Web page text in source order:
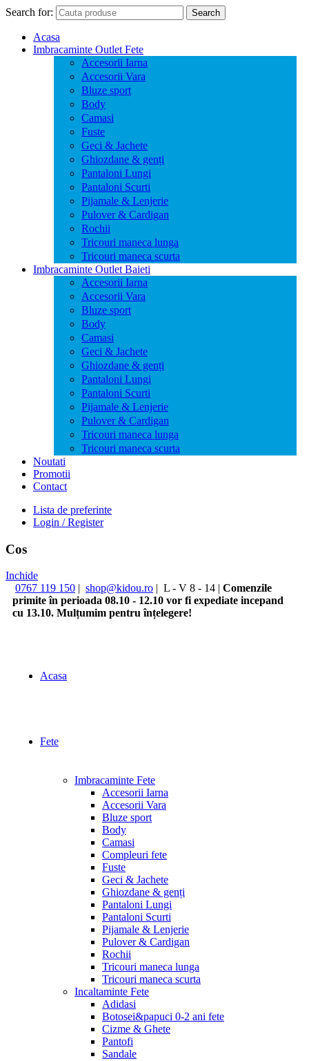
Search for: Search
Acasa
Imbracaminte Outlet Fete
Accesorii Iarna
Accesorii Vara
Bluze sport
Body
Camasi
Fuste
Geci & Jachete
Ghiozdane & genți
Pantaloni Lungi
Pantaloni Scurti
Pijamale & Lenjerie
Pulover & Cardigan
Rochii
Tricouri maneca lunga
Tricouri maneca scurta
Imbracaminte Outlet Baieti
Accesorii Iarna
Accesorii Vara
Bluze sport
Body
Camasi
Geci & Jachete
Ghiozdane & genți
Pantaloni Lungi
Pantaloni Scurti
Pijamale & Lenjerie
Pulover & Cardigan
Tricouri maneca lunga
Tricouri maneca scurta
Noutati
Promotii
Contact
Lista de preferinte
Login / Register
Cos
Inchide
0767 119 150 | shop@kidou.ro | L - V 8 - 14 | Comenzile
primite în perioada 08.10 - 12.10 vor fi expediate incepand
cu 13.10. Mulțumim pentru înțelegere!
Acasa
Fete
Imbracaminte Fete
Accesorii Iarna
Accesorii Vara
Bluze sport
Body
Camasi
Compleuri fete
Fuste
Geci & Jachete
Ghiozdane & genți
Pantaloni Lungi
Pantaloni Scurti
Pijamale & Lenjerie
Pulover & Cardigan
Rochii
Tricouri maneca lunga
Tricouri maneca scurta
Incaltaminte Fete
Adidasi
Botosei&papuci 0-2 ani fete
Cizme & Ghete
Pantofi
Sandale